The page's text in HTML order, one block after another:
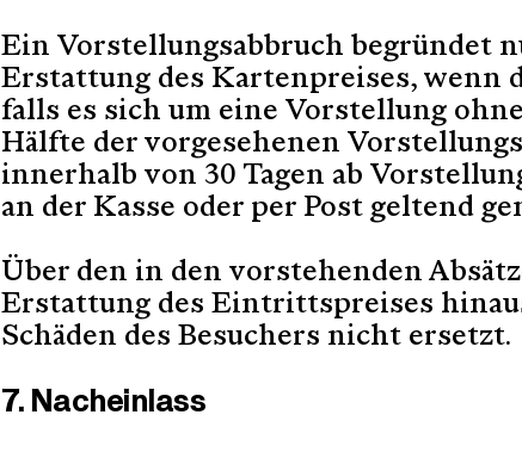
Ein Vorstellungsabbruch begründet
Erstattung des Kartenpreises, wenn
falls es sich um eine Vorstellung
Hälfte der vorgesehenen
innerhalb von 30 Tagen ab
an der Kasse oder per Post geltend
Über den in den vorstehenden
Erstattung des Eintrittspreises
Schäden des Besuchers nicht ersetzt.
7. Nacheinlass